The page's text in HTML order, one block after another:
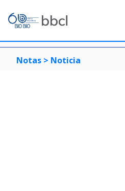
Notas > Noticia